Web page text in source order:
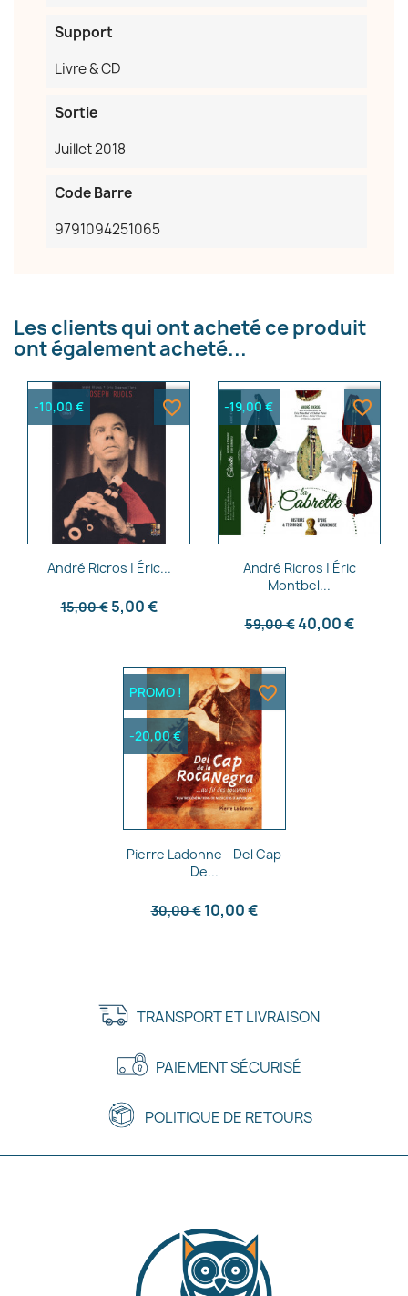
Support
Livre & CD
Sortie
Juillet 2018
Code Barre
9791094251065
Les clients qui ont acheté ce produit
ont également acheté...
Aperçu rapide
André Ricros | Éric...
15,00 € 5,00 €
-10,00 € favorite_border
Aperçu rapide
André Ricros | Éric
Montbel...
59,00 €40,00 €
-19,00 € favorite_border
Aperçu rapide
Pierre Ladonne - Del Cap
De...
30,00 € 10,00 €
PROMO !
-20,00 €
favorite_border
TRANSPORT ET LIVRAISON
PAIEMENT SÉCURISÉ
POLITIQUE DE RETOURS